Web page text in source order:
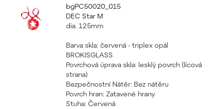
bgPC50020_015
DEC Star M
dia. 125mm
Barva skla: červená - triplex opál
BROKISGLASS
Povrchová úprava skla: lesklý povrch (lícová
strana)
Bezpečnostní Nátěr: Bez nátěru
Povrch hran: Zatavené hrany
Stuha: Červená